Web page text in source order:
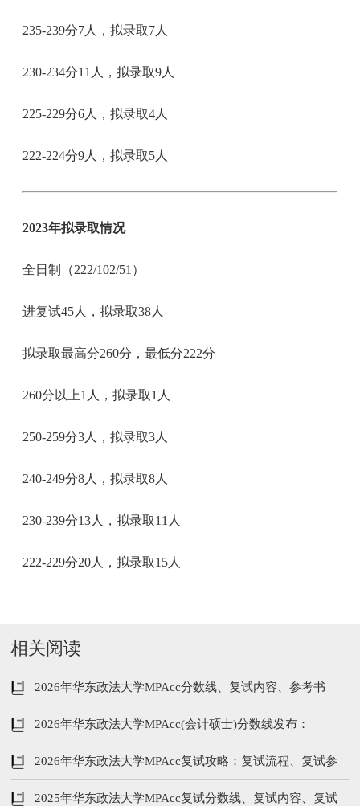
235-239分7人，拟录取7人
230-234分11人，拟录取9人
225-229分6人，拟录取4人
222-224分9人，拟录取5人
2023年拟录取情况
全日制（222/102/51）
进复试45人，拟录取38人
拟录取最高分260分，最低分222分
260分以上1人，拟录取1人
250-259分3人，拟录取3人
240-249分8人，拟录取8人
230-239分13人，拟录取11人
222-229分20人，拟录取15人
相关阅读
2026年华东政法大学MPAcc分数线、复试内容、参考书
2026年华东政法大学MPAcc(会计硕士)分数线发布：
206/102/51
2026年华东政法大学MPAcc复试攻略：复试流程、复试参
考书、分数线
2025年华东政法大学MPAcc复试分数线、复试内容、复试